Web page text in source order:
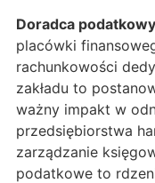
Doradca podatkowy
placówki
rachunkowości
zakładu to
ważny impakt w
przedsiębiorstwa
zarządzanie
podatkowe to